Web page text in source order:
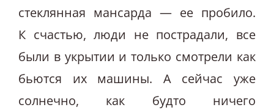
стеклянная мансарда — ее пробило.
К счастью, люди не пострадали, все
были в укрытии и только смотрели как
бьются их машины. А сейчас уже
солнечно, как будто ничего